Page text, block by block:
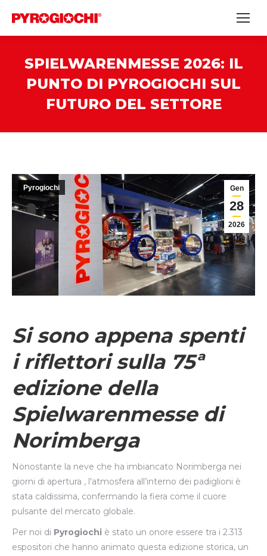
SPIELWARENMESSE 2026: IL
PUNTO DI PYROGIOCHI SUL
FUTURO DEL SETTORE
Gen
28
2026
Pyrogiochi
Si sono appena spenti
i riflettori sulla 75ª
edizione della
Spielwarenmesse di
Norimberga
Nonostante la neve che ha imbiancato Norimberga nei
giorni di apertura , l’atmosfera all’interno dei padiglioni è
stata caldissima, confermando la fiera come il cuore
pulsante del mercato globale.
Per noi di Pyrogiochi è stato un onore essere tra i 2.313
espositori che hanno animato questa edizione storica, un